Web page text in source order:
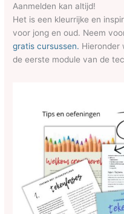
Aanmelden kan altijd!
Het is een kleurrijke en
voor jong en oud. Neem
gratis cursussen. Hieronder
de eerste module van de